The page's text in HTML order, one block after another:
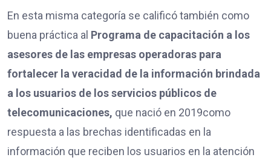
En esta misma categoría se calificó también como
buena práctica al Programa de capacitación a los
asesores de las empresas operadoras para
fortalecer la veracidad de la información brindada
a los usuarios de los servicios públicos de
telecomunicaciones, que nació en 2019como
respuesta a las brechas identificadas en la
información que reciben los usuarios en la atención